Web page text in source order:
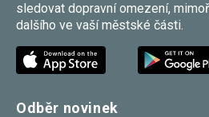
sledovat dopravní omezení,
dalšího ve vaší městské části.
Odběr novinek